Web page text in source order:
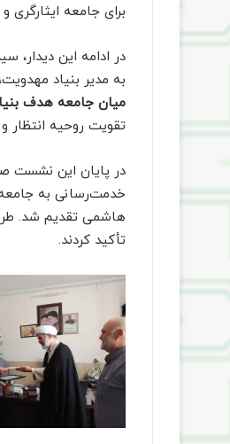
برای جامعه
در ادامه این
به مدیر بنیاد
میان جامعه هدف
تقویت روحیه انتظار
در پایان این نشست
خدمت‌رسانی به
هاشمی تقدیم شد.
تأکید کردند.